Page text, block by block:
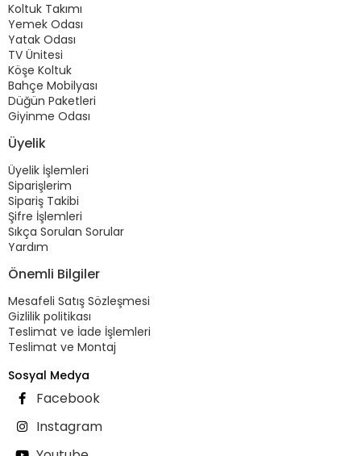
Koltuk Takımı
Yemek Odası
Yatak Odası
TV Ünitesi
Köşe Koltuk
Bahçe Mobilyası
Düğün Paketleri
Giyinme Odası
Üyelik
Üyelik İşlemleri
Siparişlerim
Sipariş Takibi
Şifre İşlemleri
Sıkça Sorulan Sorular
Yardım
Önemli Bilgiler
Mesafeli Satış Sözleşmesi
Gizlilik politikası
Teslimat ve İade İşlemleri
Teslimat ve Montaj
Sosyal Medya
Facebook
Instagram